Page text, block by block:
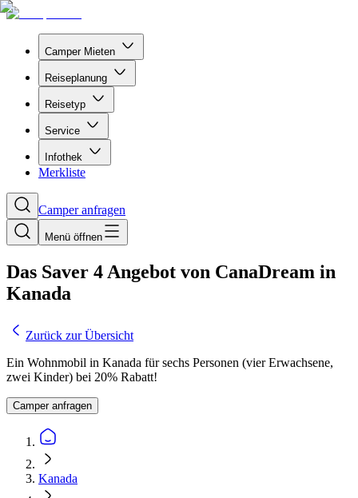
Camper Mieten
Reiseplanung
Reisetyp
Service
Infothek
Merkliste
Camper anfragen
Menü öffnen
Das Saver 4 Angebot von CanaDream in
Kanada
Zurück zur Übersicht
Ein Wohnmobil in Kanada für sechs Personen (vier Erwachsene,
zwei Kinder) bei 20% Rabatt!
Camper anfragen
Kanada